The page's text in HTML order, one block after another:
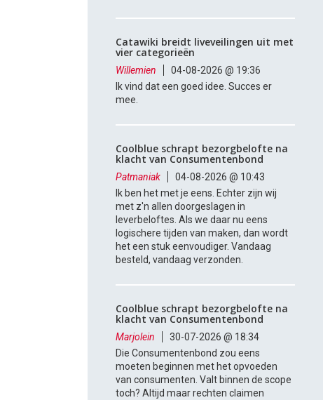
Catawiki breidt liveveilingen uit met
vier categorieën
Willemien
04-08-2026 @ 19:36
Ik vind dat een goed idee. Succes er
mee.
Coolblue schrapt bezorgbelofte na
klacht van Consumentenbond
Patmaniak
04-08-2026 @ 10:43
Ik ben het met je eens. Echter zijn wij
met z'n allen doorgeslagen in
leverbeloftes. Als we daar nu eens
logischere tijden van maken, dan wordt
het een stuk eenvoudiger. Vandaag
besteld, vandaag verzonden.
Coolblue schrapt bezorgbelofte na
klacht van Consumentenbond
Marjolein
30-07-2026 @ 18:34
Die Consumentenbond zou eens
moeten beginnen met het opvoeden
van consumenten. Valt binnen de scope
toch? Altijd maar rechten claimen